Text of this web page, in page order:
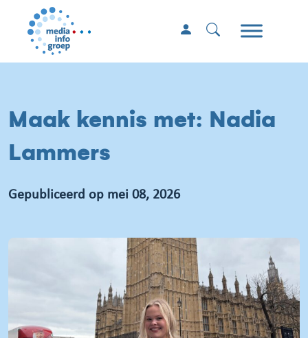
Maak kennis met: Nadia
Lammers
Gepubliceerd op mei 08, 2026